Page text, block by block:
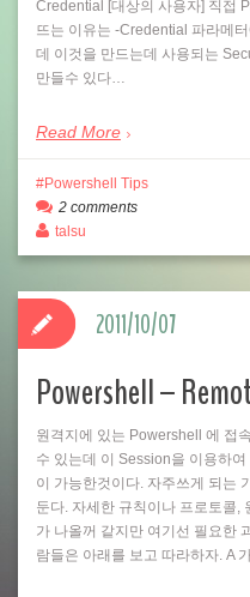
Credential [대상의 사용자] 직접
뜨는 이유는 -Credential 파라메
데 이것을 만드는데 사용되는
만들수 있다…
Read More
Powershell Tips
2 comments
talsu
Powershell –
원격지에 있는 Powershell 에 접
수 있는데 이 Session을 이용하
이 가능한것이다. 자주쓰게 되는
둔다. 자세한 규칙이나 프로토콜,
가 나올꺼 같지만 여기선 필요한
람들은 아래를 보고 따라하자. A
2011/10/07